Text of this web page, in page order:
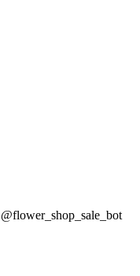
@flower_shop_sale_bot